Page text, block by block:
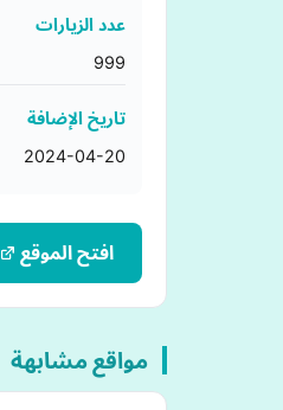
عدد الزيارات
999
تاريخ الإضافة
2024-04-20
افتح الموقع
مواقع مشابهة